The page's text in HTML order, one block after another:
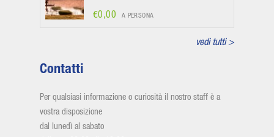
€0,00 A PERSONA
vedi tutti >
Contatti
Per qualsiasi informazione o curiosità il nostro staff è a
vostra disposizione
dal lunedì al sabato